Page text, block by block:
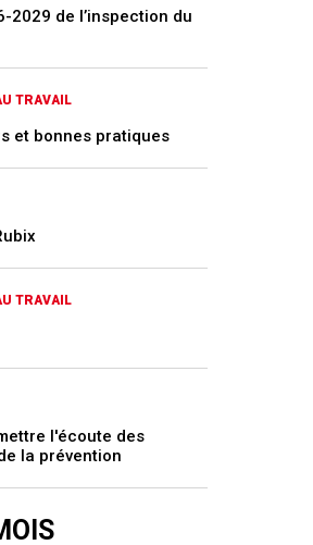
2029 de l’inspection du
TRAVAIL
et bonnes pratiques
TRAVAIL
l'écoute des
la prévention